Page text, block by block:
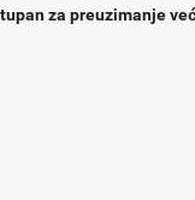
za preuzimanje